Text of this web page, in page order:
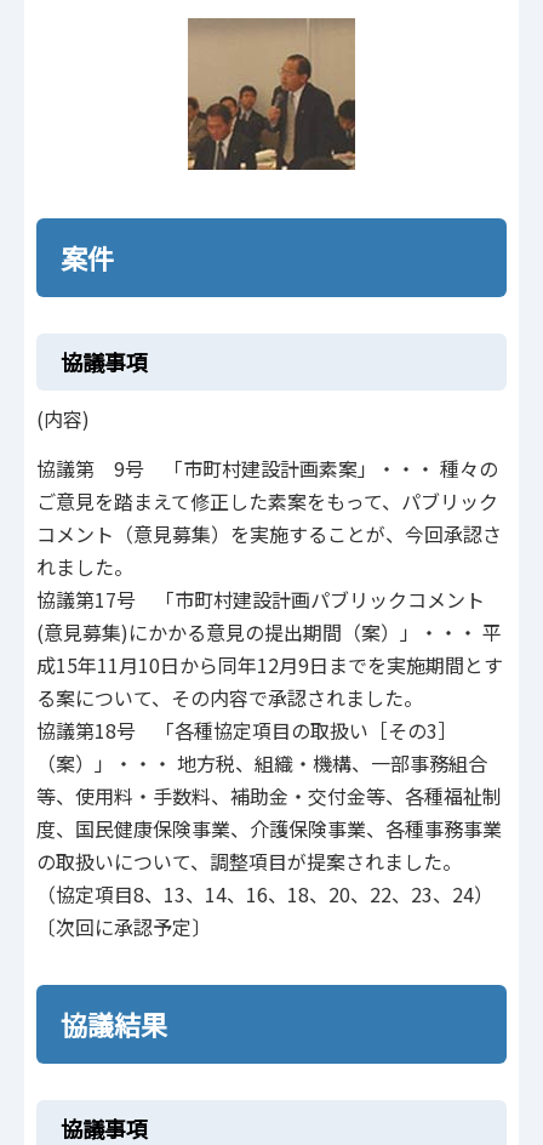
案件
協議事項
(内容)
協議第 9号 「市町村建設計画素案」・・・ 種々の
ご意見を踏まえて修正した素案をもって、パブリック
コメント（意見募集）を実施することが、今回承認さ
れました。
協議第17号 「市町村建設計画パブリックコメント
(意見募集)にかかる意見の提出期間（案）」・・・ 平
成15年11月10日から同年12月9日までを実施期間とす
る案について、その内容で承認されました。
協議第18号 「各種協定項目の取扱い［その3］
（案）」・・・ 地方税、組織・機構、一部事務組合
等、使用料・手数料、補助金・交付金等、各種福祉制
度、国民健康保険事業、介護保険事業、各種事務事業
の取扱いについて、調整項目が提案されました。
（協定項目8、13、14、16、18、20、22、23、24）
〔次回に承認予定〕
協議結果
協議事項